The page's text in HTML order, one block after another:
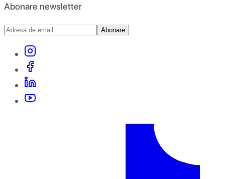
Abonare newsletter
Abonare